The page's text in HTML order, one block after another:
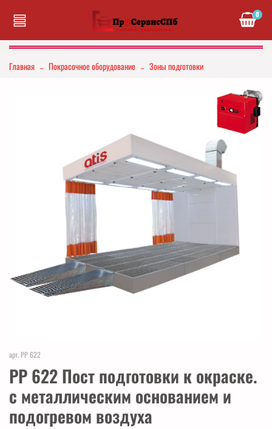
0
Главная Покрасочное оборудование Зоны подготовки
арт. PP 622
PP 622 Пост подготовки к окраске.
с металлическим основанием и
подогревом воздуха